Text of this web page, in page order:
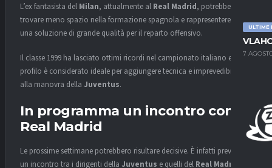
ULTIME
7
L’ex fantasista del Milan, attualmente al Real Madrid, potrebbe
trovare meno spazio nella formazione spagnola e rappresenterebbe
una soluzione di grande qualità per il reparto offensivo.
Il classe 1999 ha lasciato ottimi ricordi nel campionato italiano e il suo
profilo è considerato ideale per aggiungere tecnica e imprevedibilità
alla manovra della Juventus.
In programma un incontro con il
Real Madrid
Le prossime settimane potrebbero risultare decisive. È infatti previsto
un incontro tra i dirigenti della Juventus e quelli del Real Madrid